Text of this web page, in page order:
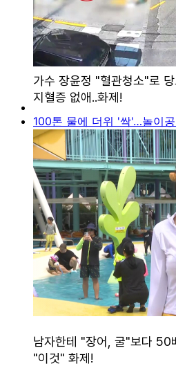
100톤 물에 더위 '싹'…놀이